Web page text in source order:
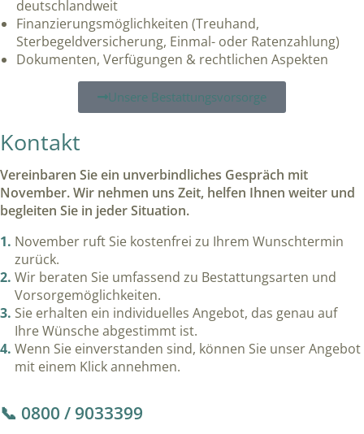
deutschlandweit
Finanzierungsmöglichkeiten (Treuhand,
Sterbegeldversicherung, Einmal- oder Ratenzahlung)
Dokumenten, Verfügungen & rechtlichen Aspekten
Unsere Bestattungsvorsorge
Kontakt
Vereinbaren Sie ein unverbindliches Gespräch mit
November. Wir nehmen uns Zeit, helfen Ihnen weiter und
begleiten Sie in jeder Situation.
November ruft Sie kostenfrei zu Ihrem Wunschtermin
zurück.
Wir beraten Sie umfassend zu Bestattungsarten und
Vorsorgemöglichkeiten.
Sie erhalten ein individuelles Angebot, das genau auf
Ihre Wünsche abgestimmt ist.
Wenn Sie einverstanden sind, können Sie unser Angebot
mit einem Klick annehmen.
📞 0800 / 9033399